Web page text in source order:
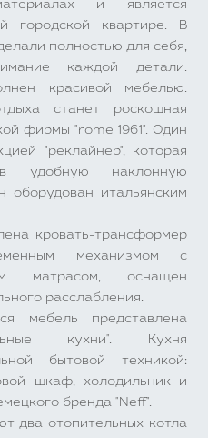
и является
городской квартире. В
полностью для себя,
каждой детали.
красивой мебелью.
станет роскошная
фирмы "rome 1961". Один
"реклайнер", которая
удобную наклонную
оборудован итальянским
кровать-трансформер
механизмом с
матрасом, оснащен
расслабления.
мебель представлена
кухни". Кухня
бытовой техникой:
шкаф, холодильник и
бренда "Neff".
два отопительных котла